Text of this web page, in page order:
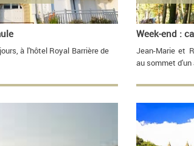
à l'hôtel Royal Barrière de
Week-end :
Jean-Marie et
au sommet d'un